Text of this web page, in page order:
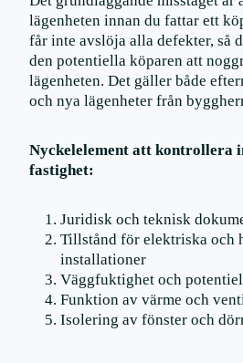
lägenheten innan du fattar ett
får inte avslöja alla defekter, så
den potentiella köparen att
lägenheten. Det gäller både
och nya lägenheter från
Nyckelelement att kontrollera
fastighet:
Juridisk och teknisk
Tillstånd för elektriska och
installationer
Väggfuktighet och
Funktion av värme och
Isolering av fönster och